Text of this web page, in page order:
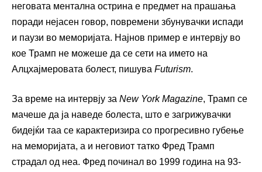
неговата ментална острина е предмет на прашања
поради нејасен говор, повремени збунувачки испади
и паузи во меморијата. Најнов пример е интервју во
кое Трамп не можеше да се сети на името на
Алцхајмеровата болест, пишува Futurism.
За време на интервју за New York Magazine, Трамп се
мачеше да ја наведе болеста, што е загрижувачки
бидејќи таа се карактеризира со прогресивно губење
на меморијата, а и неговиот татко Фред Трамп
страдал од неа. Фред починал во 1999 година на 93-